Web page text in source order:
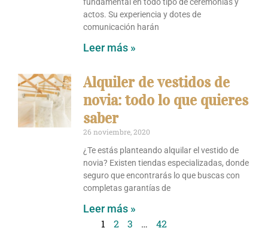
fundamental en todo tipo de ceremonias y
actos. Su experiencia y dotes de
comunicación harán
Leer más »
Alquiler de vestidos de
novia: todo lo que quieres
saber
26 noviembre, 2020
¿Te estás planteando alquilar el vestido de
novia? Existen tiendas especializadas, donde
seguro que encontrarás lo que buscas con
completas garantías de
Leer más »
1
2 3 … 42